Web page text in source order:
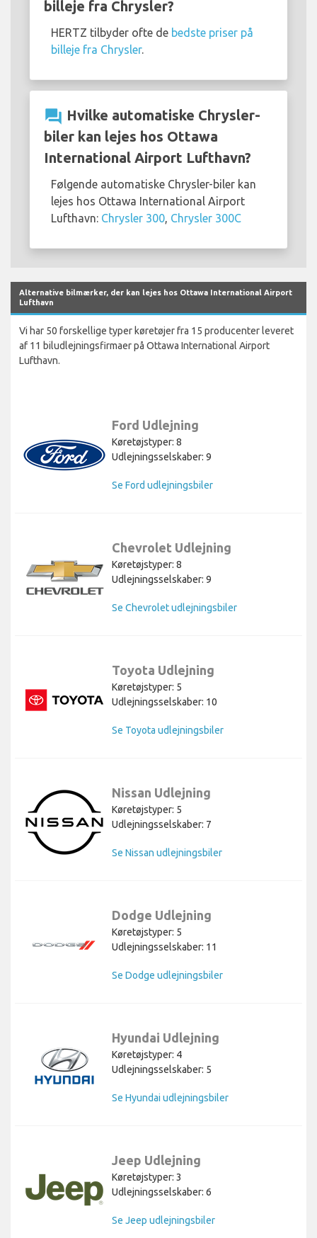
billeje fra Chrysler?
HERTZ tilbyder ofte de bedste priser på
billeje fra Chrysler.
question_answer Hvilke automatiske Chrysler-
biler kan lejes hos Ottawa
International Airport Lufthavn?
Følgende automatiske Chrysler-biler kan
lejes hos Ottawa International Airport
Lufthavn: Chrysler 300, Chrysler 300C
Alternative bilmærker, der kan lejes hos Ottawa International Airport
Lufthavn
Vi har 50 forskellige typer køretøjer fra 15 producenter leveret
af 11 biludlejningsfirmaer på Ottawa International Airport
Lufthavn.
Ford Udlejning
Køretøjstyper: 8
Udlejningsselskaber: 9
Se Ford udlejningsbiler
Chevrolet Udlejning
Køretøjstyper: 8
Udlejningsselskaber: 9
Se Chevrolet udlejningsbiler
Toyota Udlejning
Køretøjstyper: 5
Udlejningsselskaber: 10
Se Toyota udlejningsbiler
Nissan Udlejning
Køretøjstyper: 5
Udlejningsselskaber: 7
Se Nissan udlejningsbiler
Dodge Udlejning
Køretøjstyper: 5
Udlejningsselskaber: 11
Se Dodge udlejningsbiler
Hyundai Udlejning
Køretøjstyper: 4
Udlejningsselskaber: 5
Se Hyundai udlejningsbiler
Jeep Udlejning
Køretøjstyper: 3
Udlejningsselskaber: 6
Se Jeep udlejningsbiler